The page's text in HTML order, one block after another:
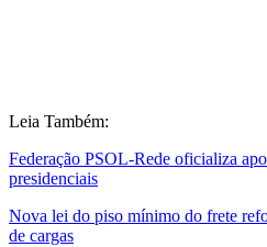
Leia Também:
Federação PSOL-Rede oficializa
presidenciais
Nova lei do piso mínimo do frete
de cargas